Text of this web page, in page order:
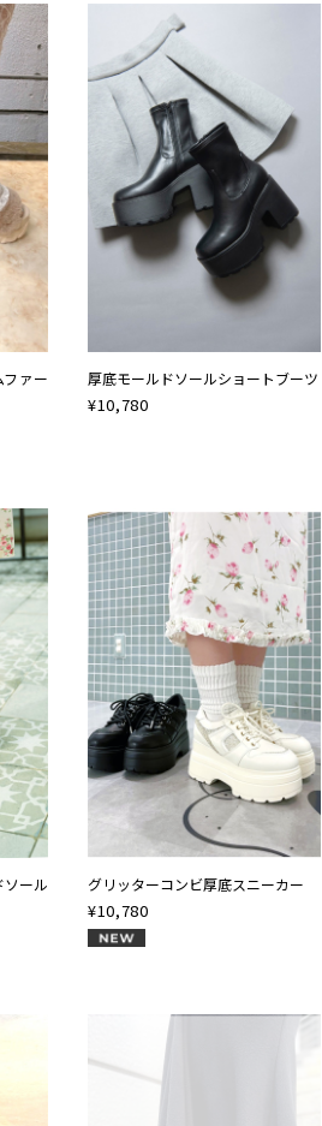
ァー
厚底モールドソールショートブーツ
¥10,780
ソール
グリッターコンビ厚底スニーカー
¥10,780